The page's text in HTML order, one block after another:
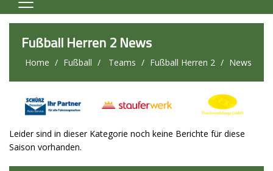
Home
Volleyball
Tennis
Sport - Kids
Fußball Herren 2 News
Home Fußball Teams Fußball Herren 2 News
Leider sind in dieser Kategorie noch keine Berichte für diese
Saison vorhanden.